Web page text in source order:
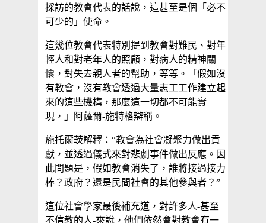
採訪的教會代表的話說，這甚至是個「必不
可少的」使命。
這幾位教會代表特別提到教會對難民、對年
輕人和對老年人的照顧，對病人的精神關
懷，對失去親人者的幫助，等等。「假如沒
有教會，沒有教會透過大量志工工作建立起
來的這些機構，那麼這一切都不可能實
現，」阿薩爾-施特格辯稱。
施托爾茨解釋：“教會為社會凝聚力做出貢
獻，並透過儀式來對悲劇事件做出反應。因
此問題是，假如教會消失了，誰將接過接力
棒？政府？還是民間社會的其他參與者？”
這位社會學家最後補充道，對許多人-甚至
不信教的人-來說，他們依然會對教會有一